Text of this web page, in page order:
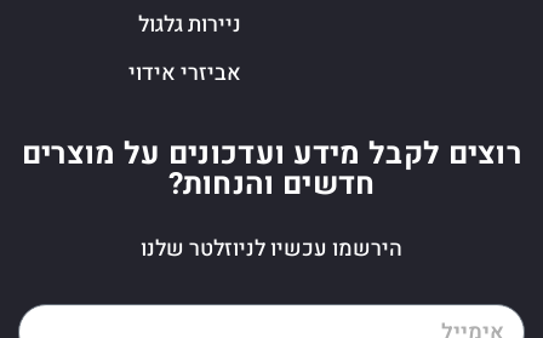
ניירות גלגול
אביזרי אידוי
רוצים לקבל מידע ועדכונים על מוצרים
חדשים והנחות?
הירשמו עכשיו לניוזלטר שלנו